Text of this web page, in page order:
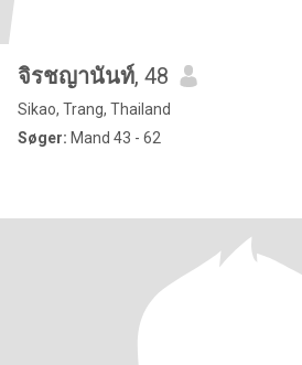
จิรชญานันท์, 48
Sikao, Trang, Thailand
Søger: Mand 43 - 62